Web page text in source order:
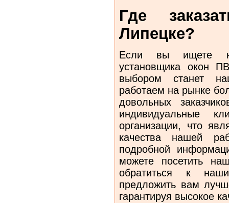
Где
Липецке?
Если вы ищете
установщика окон
выбором станет
работаем на рынке
довольных
индивидуальные
организации, что
качества нашей
подробной
можете посетить
обратиться к
предложить вам
гарантируя высокое